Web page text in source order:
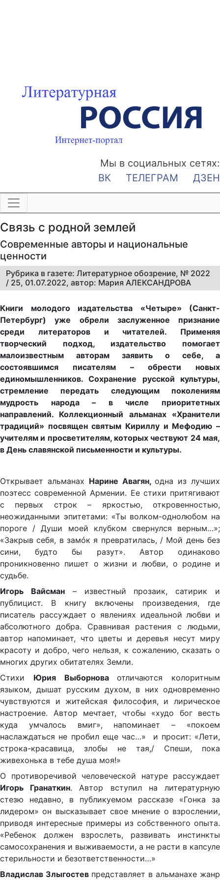
Мы в социальных сетях:
ВК
ТЕЛЕГРАМ ДЗЕН
Связь с родной землей
Современные авторы и национальные
ценности
Рубрика в газете: Литературное обозрение, № 2022
/ 25, 01.07.2022, автор: Мария АЛЕКСАНДРОВА
Книги молодого издательства «Четыре» (Санкт-
Петербург) уже обрели заслуженное признание
среди литераторов и читателей. Применяя
творческий подход, издательство помогает
малоизвестным авторам заявить о себе, а
состоявшимся писателям – обрести новых
единомышленников. Сохранение русской культуры,
стремление передать следующим поколениям
мудрость народа– в числе приоритетных
направлений. Коллекционный альманах «Хранители
традиций» посвященсвятым Кириллу и Мефодию –
учителям и просветителям, которых чествуют 24 мая,
в День славянской письменности и культуры.
Открывает альманах Нарине Авагян,одна из лучших
поэтесс современной Армении. Ее стихи притягивают
с первых строк – яркостью, откровенностью,
неожиданными эпитетами: «Ты волком-однолюбом на
пороге / Души моей клубком свернулся верным…»;
«Закрыв себя, в замóк я превратилась, / Мой день без
сини, будто бы разут». Автор одинаково
проникновенно пишет о жизни и любви, о родине и
судьбе.
Игорь Вайсман– известный прозаик, сатирик и
публицист. В книгу включены произведения, где
писатель рассуждает о явлениях идеальной любви и
абсолютного добра. Сравнивая растения с людьми,
автор напоминает, что цветы и деревья несут миру
красоту и добро, чего нельзя, к сожалению, сказать о
многих других обитателях Земли.
Стихи Юрия Выборноваотличаются колоритным
языком, дышат русским духом, в них одновременно
чувствуются и житейская философия, и лирическое
настроение. Автор мечтает, чтобы «худо бог весть
куда умчалось вмиг», напоминает – «покоем
наслаждаться не пробил еще час…» и просит: «Лети,
строка-красавица, злобы не тая,/ Спеши, пока
живехонька в тебе душа моя!»
О противоречивой человеческой натуре рассуждает
Игорь Гранаткин. Автор вступил на литературную
стезю недавно, в публикуемом рассказе «Гонка за
лидером» он высказывает свое мнение о взрослении,
приводя интересные примеры из собственного опыта.
«Ребенок должен взрослеть, развивать инстинкты
самосохранения и выживаемости, а не расти в капсуле
стерильности и безответственности…»
Владислав Злыгостев представляет в альманахе жанр